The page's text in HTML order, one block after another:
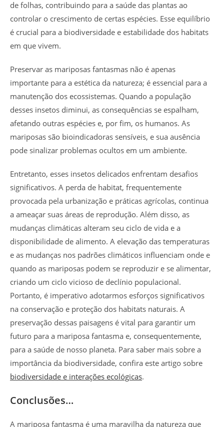
de folhas, contribuindo para a saúde das plantas ao
controlar o crescimento de certas espécies. Esse equilíbrio
é crucial para a biodiversidade e estabilidade dos habitats
em que vivem.
Preservar as mariposas fantasmas não é apenas
importante para a estética da natureza; é essencial para a
manutenção dos ecossistemas. Quando a população
desses insetos diminui, as consequências se espalham,
afetando outras espécies e, por fim, os humanos. As
mariposas são bioindicadoras sensíveis, e sua ausência
pode sinalizar problemas ocultos em um ambiente.
Entretanto, esses insetos delicados enfrentam desafios
significativos. A perda de habitat, frequentemente
provocada pela urbanização e práticas agrícolas, continua
a ameaçar suas áreas de reprodução. Além disso, as
mudanças climáticas alteram seu ciclo de vida e a
disponibilidade de alimento. A elevação das temperaturas
e as mudanças nos padrões climáticos influenciam onde e
quando as mariposas podem se reproduzir e se alimentar,
criando um ciclo vicioso de declínio populacional.
Portanto, é imperativo adotarmos esforços significativos
na conservação e proteção dos habitats naturais. A
preservação dessas paisagens é vital para garantir um
futuro para a mariposa fantasma e, consequentemente,
para a saúde de nosso planeta. Para saber mais sobre a
importância da biodiversidade, confira este artigo sobre
biodiversidade e interações ecológicas.
Conclusões…
A mariposa fantasma é uma maravilha da natureza que